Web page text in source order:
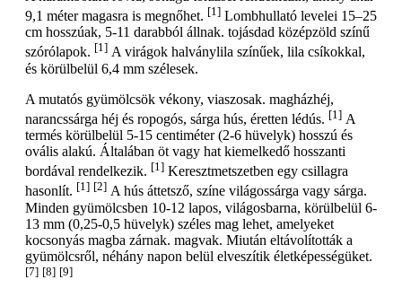
9,1 méter magasra is megnőhet. [1] Lombhullató levelei 15–25
cm hosszúak, 5-11 darabból állnak. tojásdad középzöld színű
szórólapok. [1] A virágok halványlila színűek, lila csíkokkal,
és körülbelül 6,4 mm szélesek.
A mutatós gyümölcsök vékony, viaszosak. magházhéj,
narancssárga héj és ropogós, sárga hús, éretten lédús. [1] A
termés körülbelül 5-15 centiméter (2-6 hüvelyk) hosszú és
ovális alakú. Általában öt vagy hat kiemelkedő hosszanti
bordával rendelkezik. [1] Keresztmetszetben egy csillagra
hasonlít. [1] [2] A hús áttetsző, színe világossárga vagy sárga.
Minden gyümölcsben 10-12 lapos, világosbarna, körülbelül 6-
13 mm (0,25-0,5 hüvelyk) széles mag lehet, amelyeket
kocsonyás magba zárnak. magvak. Miután eltávolították a
gyümölcsről, néhány napon belül elveszítik életképességüket.
[7] [8] [9]